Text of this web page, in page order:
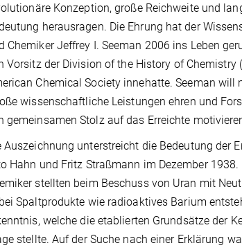
Konzeption, große Reichweite und
herausragen. Die Ehrung hat der
Chemiker Jeffrey I. Seeman 2006 ins Leben
Vorsitz der Division of the History of Chemistry
Chemical Society innehatte. Seeman will
wissenschaftliche Leistungen ehren und
gemeinsamen Stolz auf das Erreichte
Auszeichnung unterstreicht die Bedeutung der
Hahn und Fritz Straßmann im Dezember 1938.
stellten beim Beschuss von Uran mit
Spaltprodukte wie radioaktives Barium
welche die etablierten Grundsätze der
stellte. Auf der Suche nach einer Erklärung